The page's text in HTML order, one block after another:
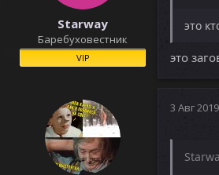
Starway
Баребуховестник
VIP
это
это
3 Авг 2019